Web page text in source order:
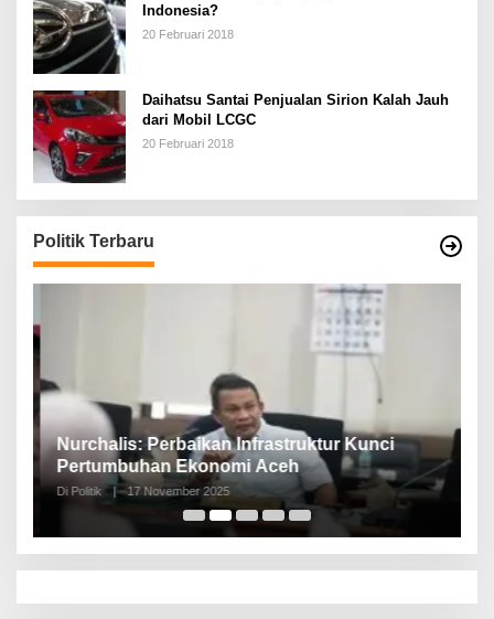
Indonesia?
20 Februari 2018
Daihatsu Santai Penjualan Sirion Kalah Jauh
dari Mobil LCGC
20 Februari 2018
Politik Terbaru
Nurchalis: Perbaikan Infrastruktur Kunci
Pertumbuhan Ekonomi Aceh
Di Politik | 17 November 2025